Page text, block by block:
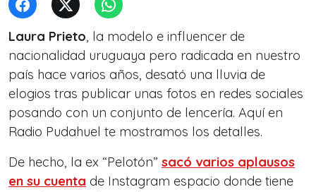
Laura Prieto, la modelo e influencer de
nacionalidad uruguaya pero radicada en nuestro
país hace varios años, desató una lluvia de
elogios tras publicar unas fotos en redes sociales
posando con un conjunto de lencería. Aquí en
Radio Pudahuel te mostramos los detalles.
De hecho, la ex “Pelotón” sacó varios aplausos
en su cuenta de Instagram espacio donde tiene